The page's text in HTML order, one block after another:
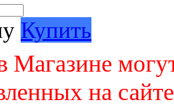
Купить
на сайте